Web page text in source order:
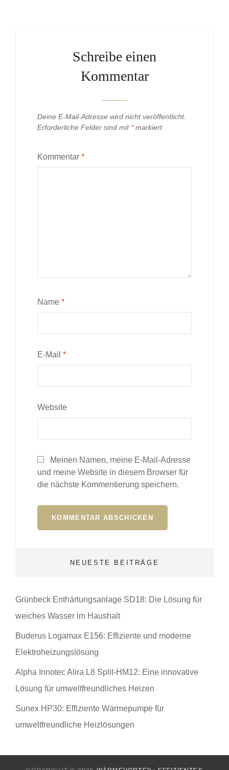
Schreibe einen
Kommentar
Deine E-Mail-Adresse wird nicht veröffentlicht.
Erforderliche Felder sind mit *markiert
Kommentar *
Name *
E-Mail *
Website
Meinen Namen, meine E-Mail-Adresse
und meine Website in diesem Browser für
die nächste Kommentierung speichern.
NEUESTE BEITRÄGE
Grünbeck Enthärtungsanlage SD18: Die Lösung für
weiches Wasser im Haushalt
Buderus Logamax E156: Effiziente und moderne
Elektroheizungslösung
Alpha Innotec Alira L8 Split-HM12: Eine innovative
Lösung für umweltfreundliches Heizen
Sunex HP30: Effiziente Wärmepumpe für
umweltfreundliche Heizlösungen